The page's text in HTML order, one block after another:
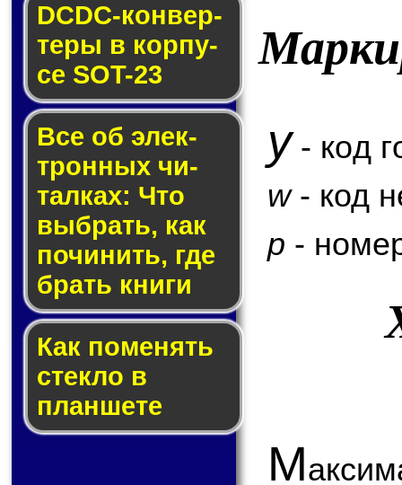
DCDC-кон­вер­
те­ры в кор­пу­
се SOT-23
Все об элек­
трон­ных чи­
тал­ках: Что
выб­рать, как
по­чи­нить, где
брать кни­ги
Как по­ме­нять
стек­ло в
планшете
y- код
w- код
p -
М